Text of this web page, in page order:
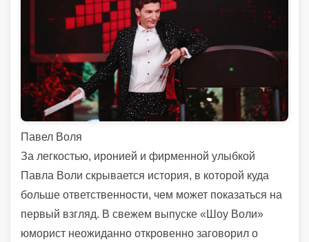
Павел Воля
За легкостью, иронией и фирменной улыбкой
Павла Воли скрывается история, в которой куда
больше ответственности, чем может показаться на
первый взгляд. В свежем выпуске «Шоу Воли»
юморист неожиданно откровенно заговорил о